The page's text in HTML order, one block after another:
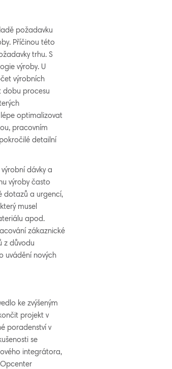
požadavku
Příčinou této
trhu. S
výroby. U
výrobních
dobu procesu
optimalizovat
pracovním
detailní
dávky a
výroby často
dotazů a urgencí,
musel
apod.
zákaznické
z důvodu
uvádění nových
ke zvýšeným
projekt v
poradenství v
se
integrátora,